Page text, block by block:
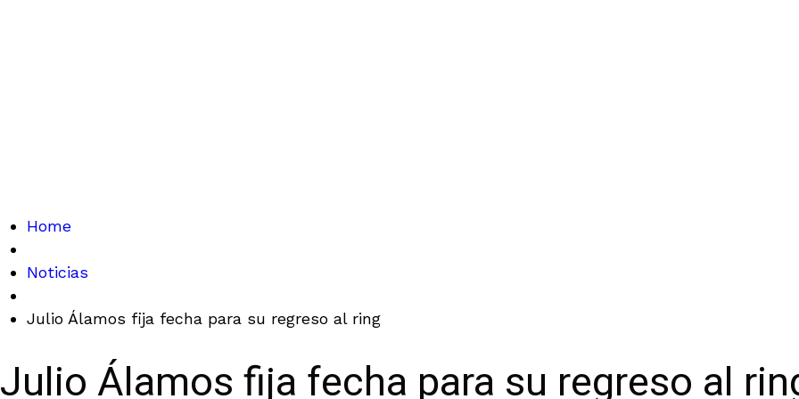
Home
Noticias
Julio Álamos fija fecha para su regreso al ring
Julio Álamos fija fecha para su regreso al